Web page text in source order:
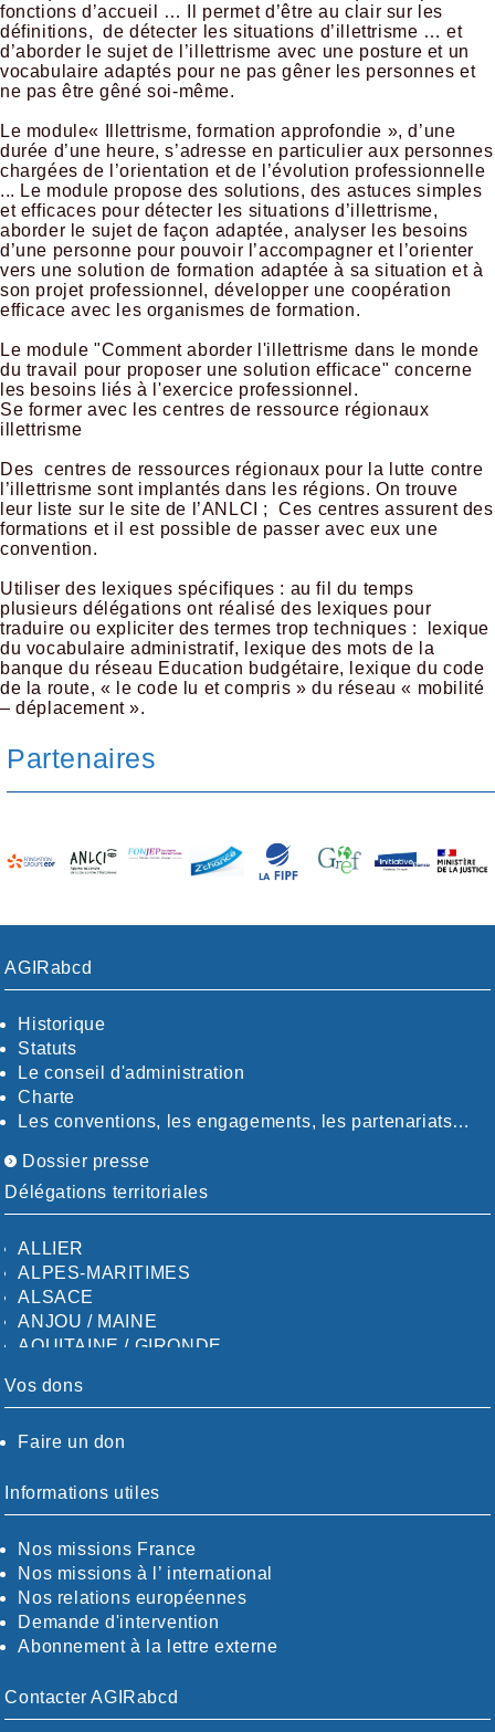
fonctions d’accueil … Il permet d’être au clair sur les
définitions, de détecter les situations d’illettrisme … et
d’aborder le sujet de l’illettrisme avec une posture et un
vocabulaire adaptés pour ne pas gêner les personnes et
ne pas être gêné soi-même.
Le module« Illettrisme, formation approfondie », d’une
durée d’une heure, s’adresse en particulier aux personnes
chargées de l’orientation et de l’évolution professionnelle
... Le module propose des solutions, des astuces simples
et efficaces pour détecter les situations d’illettrisme,
aborder le sujet de façon adaptée, analyser les besoins
d’une personne pour pouvoir l’accompagner et l’orienter
vers une solution de formation adaptée à sa situation et à
son projet professionnel, développer une coopération
efficace avec les organismes de formation.
Le module "Comment aborder l'illettrisme dans le monde
du travail pour proposer une solution efficace" concerne
les besoins liés à l'exercice professionnel.
Se former avec les centres de ressource régionaux
illettrisme
Des centres de ressources régionaux pour la lutte contre
l’illettrisme sont implantés dans les régions. On trouve
leur liste sur le site de l’ANLCI ; Ces centres assurent des
formations et il est possible de passer avec eux une
convention.
Utiliser des lexiques spécifiques : au fil du temps
plusieurs délégations ont réalisé des lexiques pour
traduire ou expliciter des termes trop techniques : lexique
du vocabulaire administratif, lexique des mots de la
banque du réseau Education budgétaire, lexique du code
de la route, « le code lu et compris » du réseau « mobilité
– déplacement ».
Partenaires
AGIRabcd
Historique
Statuts
Le conseil d'administration
Charte
Les conventions, les engagements, les partenariats…
Dossier presse
Délégations territoriales
ALLIER
ALPES-MARITIMES
ALSACE
ANJOU / MAINE
AQUITAINE / GIRONDE
AUDE
CALVADOS-ORNE
CHARENTE-MARITIME
CÖTE-D'OR
CÖTES-D'ARMOR
DORDOGNE
DRÖME / ARDÈCHE
ESSONNE
EURE-ET-LOIR
FINISTÈRE
Vos dons
Faire un don
Informations utiles
Nos missions France
Nos missions à l’ international
Nos relations européennes
Demande d'intervention
Abonnement à la lettre externe
Contacter AGIRabcd